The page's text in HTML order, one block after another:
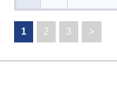
1 2 3 >